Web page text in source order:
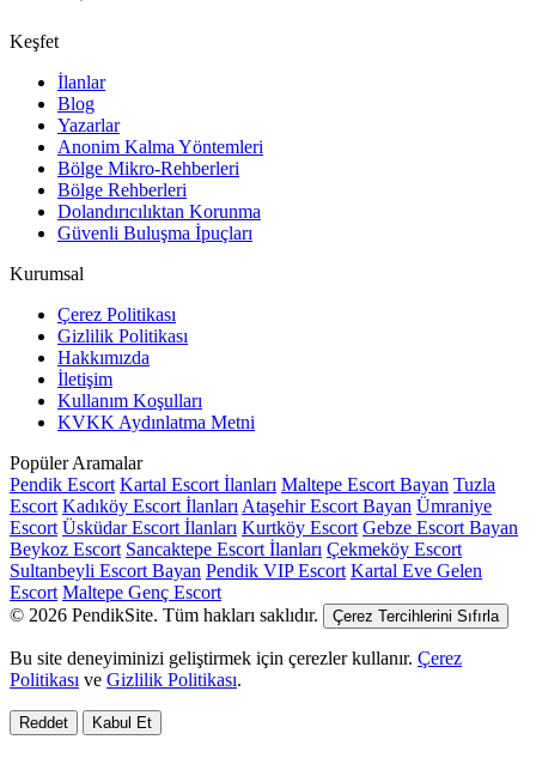
Keşfet
İlanlar
Blog
Yazarlar
Anonim Kalma Yöntemleri
Bölge Mikro-Rehberleri
Bölge Rehberleri
Dolandırıcılıktan Korunma
Güvenli Buluşma İpuçları
Kurumsal
Çerez Politikası
Gizlilik Politikası
Hakkımızda
İletişim
Kullanım Koşulları
KVKK Aydınlatma Metni
Popüler Aramalar
Pendik Escort Kartal Escort İlanları Maltepe Escort Bayan Tuzla
Escort Kadıköy Escort İlanları Ataşehir Escort Bayan Ümraniye
Escort Üsküdar Escort İlanları Kurtköy Escort Gebze Escort Bayan
Beykoz Escort Sancaktepe Escort İlanları Çekmeköy Escort
Sultanbeyli Escort Bayan Pendik VIP Escort Kartal Eve Gelen
Escort Maltepe Genç Escort
© 2026 PendikSite. Tüm hakları saklıdır.
Çerez Tercihlerini Sıfırla
Bu site deneyiminizi geliştirmek için çerezler kullanır. Çerez
Politikası ve Gizlilik Politikası.
Reddet Kabul Et